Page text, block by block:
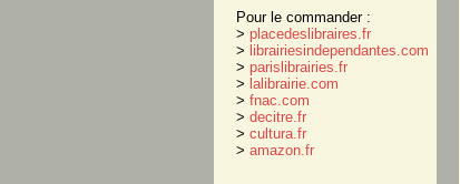
Pour le commander :
> placedeslibraires.fr
> librairiesindependantes.com
> parislibrairies.fr
> lalibrairie.com
> fnac.com
> decitre.fr
> cultura.fr
> amazon.fr